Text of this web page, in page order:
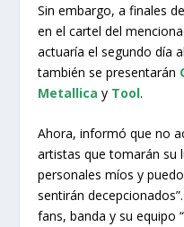
Sin embargo, a finales
en el cartel del
actuaría el segundo día
también se presentarán
Metallica y Tool.
Ahora, informó que no
artistas que tomarán su
personales míos y
sentirán
fans, banda y su equipo